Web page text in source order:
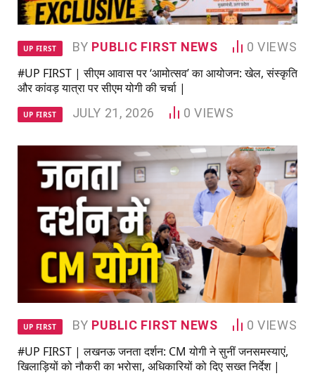
UP FIRST BY PUBLIC FIRST NEWS 0VIEWS
#UP FIRST | सीएम आवास पर ‘आमोत्सव’ का आयोजन: खेल, संस्कृति
और कांवड़ यात्रा पर सीएम योगी की चर्चा |
UP FIRST JULY 21, 2026 0VIEWS
UP FIRST BY PUBLIC FIRST NEWS 0VIEWS
#UP FIRST | लखनऊ जनता दर्शन: CM योगी ने सुनीं जनसमस्याएं,
खिलाड़ियों को नौकरी का भरोसा, अधिकारियों को दिए सख्त निर्देश |